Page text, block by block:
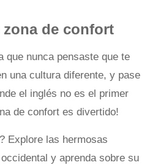
zona de confort
que nunca pensaste que te
una cultura diferente, y pase
el inglés no es el primer
de confort es divertido!
Explore las hermosas
y aprenda sobre su